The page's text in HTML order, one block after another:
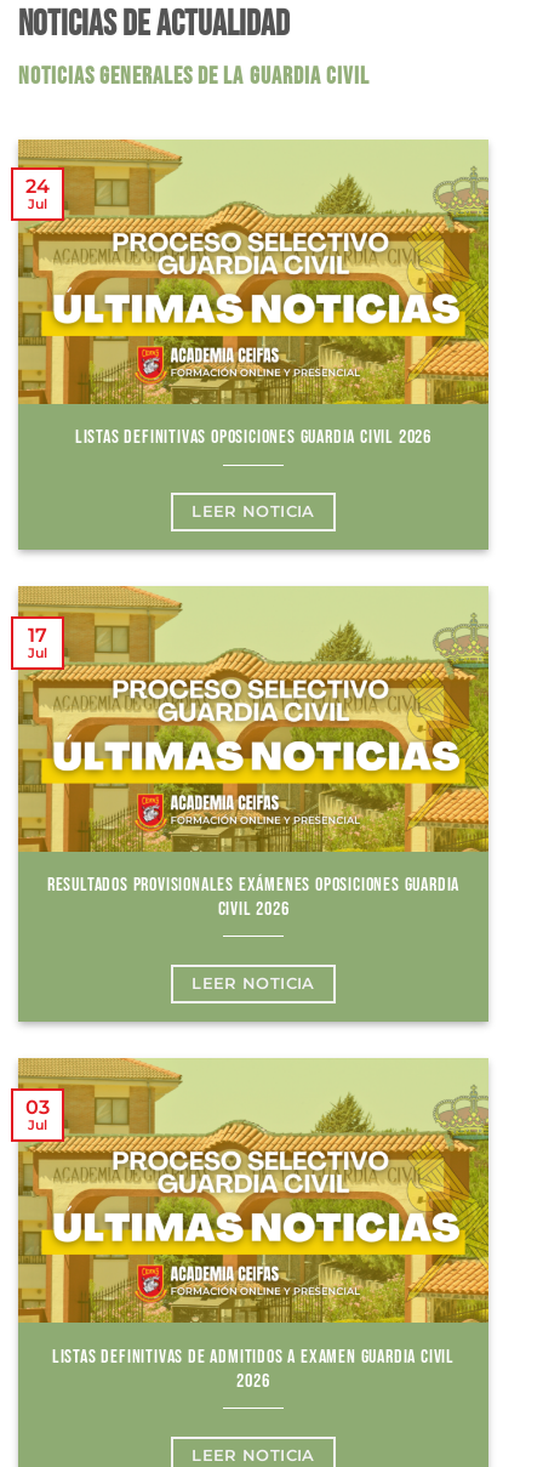
NOTICIAS DE ACTUALIDAD
NOTICIAS GENERALES DE LA GUARDIA CIVIL
LISTAS DEFINITIVAS OPOSICIONES GUARDIA CIVIL 2026
LEER NOTICIA
24
Jul
RESULTADOS PROVISIONALES EXÁMENES OPOSICIONES GUARDIA
CIVIL 2026
LEER NOTICIA
17
Jul
LISTAS DEFINITIVAS DE ADMITIDOS A EXAMEN GUARDIA CIVIL
2026
LEER NOTICIA
03
Jul